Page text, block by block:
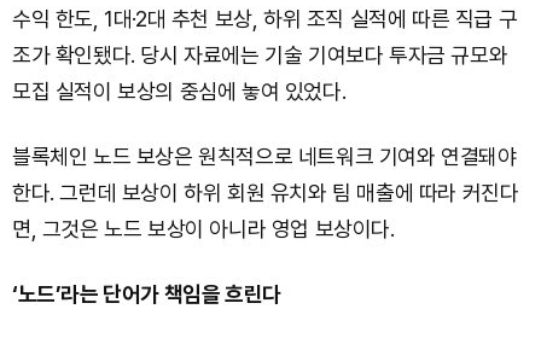
수익 한도, 1대·2대 추천 보상, 하위 조직 실적에 따른 직급 구
조가 확인됐다. 당시 자료에는 기술 기여보다 투자금 규모와
모집 실적이 보상의 중심에 놓여 있었다.
블록체인 노드 보상은 원칙적으로 네트워크 기여와 연결돼야
한다. 그런데 보상이 하위 회원 유치와 팀 매출에 따라 커진다
면, 그것은 노드 보상이 아니라 영업 보상이다.
‘노드’라는 단어가 책임을 흐린다